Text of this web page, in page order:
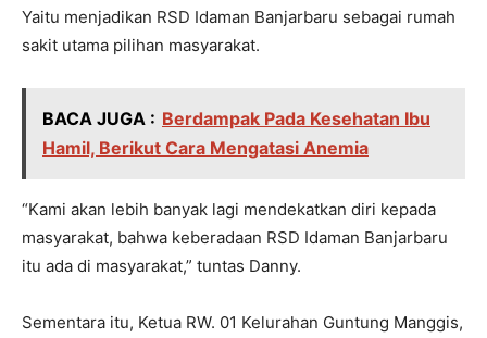
Yaitu menjadikan RSD Idaman Banjarbaru sebagai rumah
sakit utama pilihan masyarakat.
BACA JUGA : Berdampak Pada Kesehatan Ibu
Hamil, Berikut Cara Mengatasi Anemia
“Kami akan lebih banyak lagi mendekatkan diri kepada
masyarakat, bahwa keberadaan RSD Idaman Banjarbaru
itu ada di masyarakat,” tuntas Danny.
Sementara itu, Ketua RW. 01 Kelurahan Guntung Manggis,